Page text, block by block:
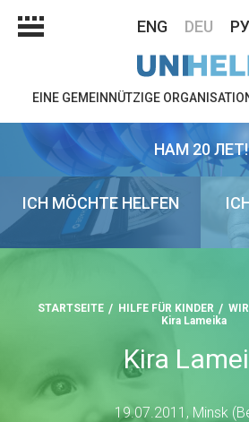
ENG DEU
EINE GEMEINNÜTZIGE
НАМ 20 ЛЕТ!
ICH MÖCHTE HELFEN
STARTSEITE HILFE FÜR KINDER
Kira Lameika
Kira
19.07.2011, Minsk